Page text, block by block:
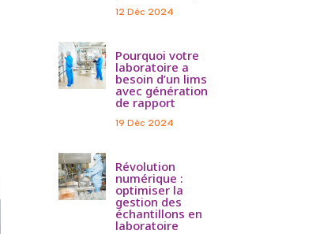
12 Déc 2024
Pourquoi votre
laboratoire a
besoin d’un lims
avec génération
de rapport
19 Déc 2024
Révolution
numérique :
optimiser la
gestion des
échantillons en
laboratoire